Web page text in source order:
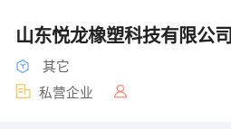
山东悦龙橡塑科技有限公司
其它
私营企业